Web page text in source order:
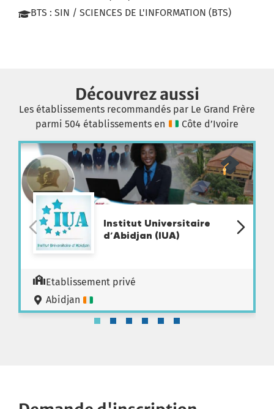
BTS : SIN / SCIENCES DE L'INFORMATION (BTS)
Découvrez aussi
Les établissements recommandés par Le Grand Frère
parmi 504 établissements en
Côte d’Ivoire
Institut Universitaire
d’Abidjan (IUA)
Etablissement privé
Abidjan